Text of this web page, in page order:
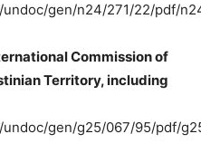
gen/n24/271/22/pdf/
Commission of
Territory, including
gen/g25/067/95/pdf/